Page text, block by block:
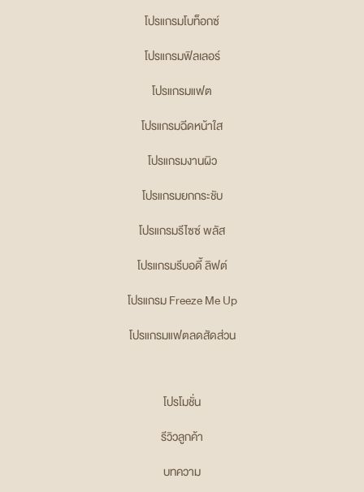
โปรแกรมโบท็อกซ์
โปรแกรมฟิลเลอร์
โปรแกรมแฟต
โปรแกรมฉีดหน้าใส
โปรแกรมงานผิว
โปรแกรมยกกระชับ
โปรแกรมรีไซซ์ พลัส
โปรแกรมรีบอดี้ ลิฟต์
โปรแกรม Freeze Me Up
โปรแกรมแฟตลดสัดส่วน
โปรโมชั่น
รีวิวลูกค้า
บทความ